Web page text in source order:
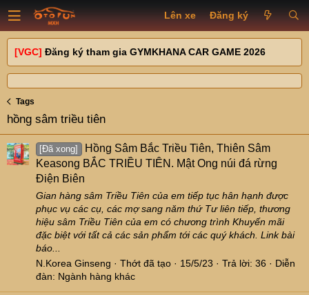
Lên xe Đăng ký
[VGC] Đăng ký tham gia GYMKHANA CAR GAME 2026
Tags
hồng sâm triều tiên
[Đã xong]
Hồng Sâm Bắc Triều Tiên, Thiên Sâm
Keasong BẮC TRIỀU TIÊN. Mật Ong núi đá rừng
Điện Biên
Gian hàng sâm Triều Tiên của em tiếp tục hân hạnh được
phục vụ các cụ, các mợ sang năm thứ Tư liên tiếp, thương
hiệu sâm Triều Tiên của em có chương trình Khuyến mãi
đặc biệt với tất cả các sản phẩm tới các quý khách. Link bài
báo...
N.Korea Ginseng
Thớt đã tạo 15/5/23 Trả lời: 36
Diễn
đàn: Ngành hàng khác